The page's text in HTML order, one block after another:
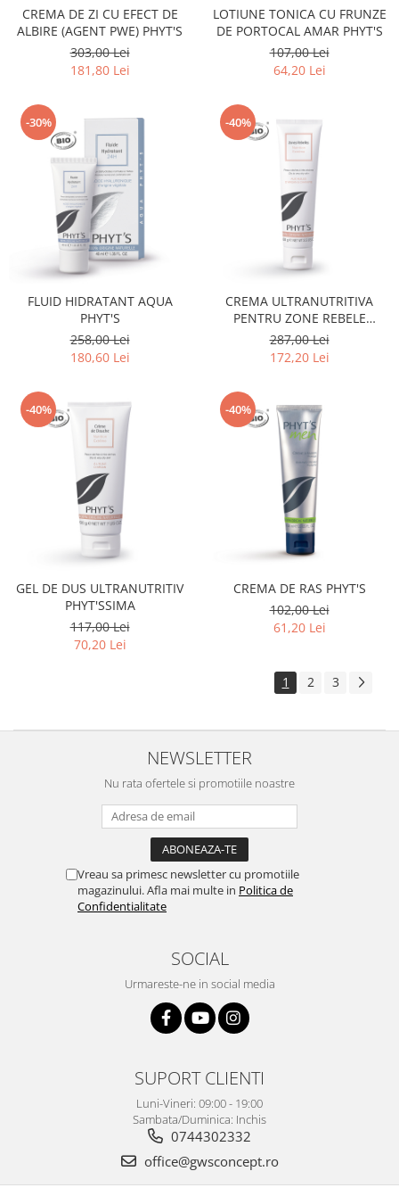
CREMA DE ZI CU EFECT DE
ALBIRE (AGENT PWE) PHYT'S
303,00 Lei
181,80 Lei
LOTIUNE TONICA CU FRUNZE
DE PORTOCAL AMAR PHYT'S
107,00 Lei
64,20 Lei
-30%
FLUID HIDRATANT AQUA
PHYT'S
258,00 Lei
180,60 Lei
-40%
CREMA ULTRANUTRITIVA
PENTRU ZONE REBELE
PHYT'SSIMA
287,00 Lei
172,20 Lei
-40%
GEL DE DUS ULTRANUTRITIV
PHYT'SSIMA
117,00 Lei
70,20 Lei
-40%
CREMA DE RAS PHYT'S
102,00 Lei
61,20 Lei
1 2 3
NEWSLETTER
Nu rata ofertele si promotiile noastre
Vreau sa primesc newsletter cu promotiile
magazinului. Afla mai multe in Politica de
Confidentialitate
SOCIAL
Urmareste-ne in social media
SUPORT CLIENTI
Luni-Vineri: 09:00 - 19:00
Sambata/Duminica: Inchis
0744302332
office@gwsconcept.ro